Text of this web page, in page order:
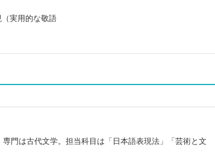
実用的な敬語
門は古代文学。担当科目は「日本語表現法」「芸術と文